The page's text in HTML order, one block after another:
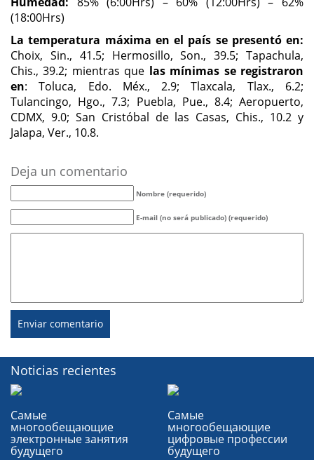
(18:00Hrs)
La temperatura máxima en el país se presentó en:
Choix, Sin., 41.5; Hermosillo, Son., 39.5; Tapachula,
Chis., 39.2; mientras que las mínimas se registraron
en: Toluca, Edo. Méx., 2.9; Tlaxcala, Tlax., 6.2;
Tulancingo, Hgo., 7.3; Puebla, Pue., 8.4; Aeropuerto,
CDMX, 9.0; San Cristóbal de las Casas, Chis., 10.2 y
Jalapa, Ver., 10.8.
Deja un comentario
Nombre (requerido)
E-mail (no será publicado) (requerido)
Noticias recientes
Самые
многообещающие
электронные занятия
будущего
Самые
многообещающие
цифровые профессии
будущего